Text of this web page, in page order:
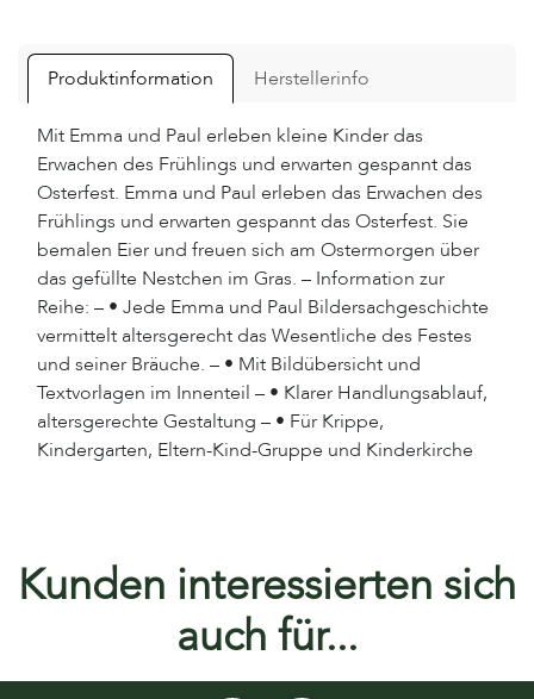
Produktinformation Herstellerinfo
Mit Emma und Paul erleben kleine Kinder das
Erwachen des Frühlings und erwarten gespannt das
Osterfest. Emma und Paul erleben das Erwachen des
Frühlings und erwarten gespannt das Osterfest. Sie
bemalen Eier und freuen sich am Ostermorgen über
das gefüllte Nestchen im Gras. – Information zur
Reihe: – • Jede Emma und Paul Bildersachgeschichte
vermittelt altersgerecht das Wesentliche des Festes
und seiner Bräuche. – • Mit Bildübersicht und
Textvorlagen im Innenteil – • Klarer Handlungsablauf,
altersgerechte Gestaltung – • Für Krippe,
Kindergarten, Eltern-Kind-Gruppe und Kinderkirche
Kunden interessierten sich
auch für...